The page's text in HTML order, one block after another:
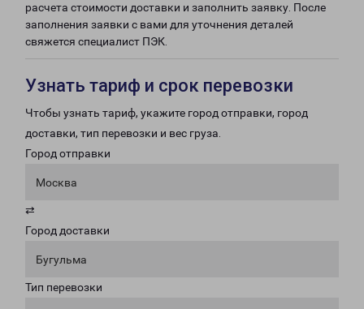
расчета стоимости доставки и заполнить заявку. После
заполнения заявки с вами для уточнения деталей
свяжется специалист ПЭК.
Узнать тариф и срок перевозки
Чтобы узнать тариф, укажите город отправки, город
доставки, тип перевозки и вес груза.
Город отправки
Москва
⇄
Город доставки
Бугульма
Тип перевозки